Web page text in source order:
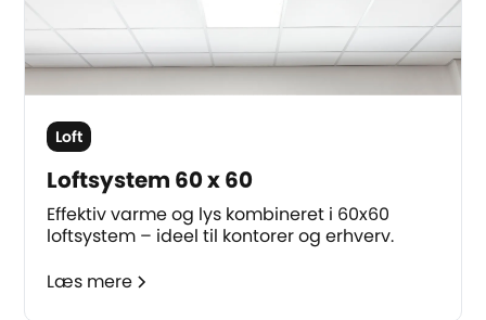
Loft
Loftsystem 60 x 60
Effektiv varme og lys kombineret i 60x60
loftsystem – ideel til kontorer og erhverv.
Læs mere